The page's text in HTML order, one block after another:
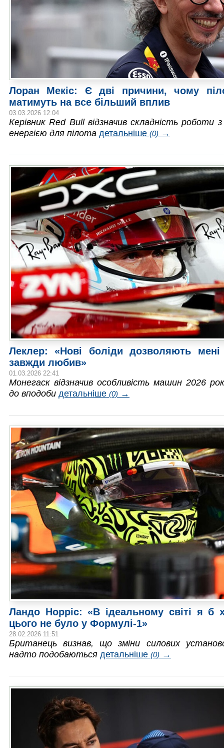
Лоран Мекіс: Є дві причини, чому
матимуть на все більший вплив
03.03.2026 12:04
Керівник Red Bull відзначив складність роботи
енергією для пілота детальніше (0) →
Леклер: «Нові боліди дозволяють
завжди любив»
01.03.2026 22:41
Монегаск відзначив особливість машин 2026
до вподоби детальніше (0) →
Ландо Норріс: «В ідеальному світі я б
цього не було у Формулі-1»
28.02.2026 11:51
Британець визнав, що зміни силових
надто подобаються детальніше (0) →